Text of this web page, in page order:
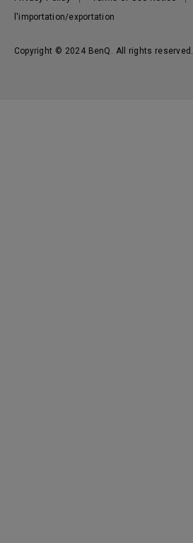
Copyright © 2024 BenQ. All rights reserved.
l'importation/exportation